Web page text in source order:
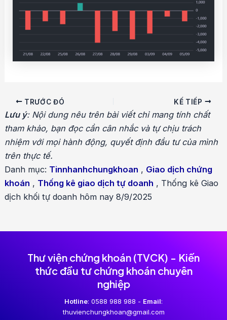
Điều
hướng
bài
viết
TRƯỚC ĐÓ KẾ TIẾP
Lưu ý: Nội dung nêu trên bài viết chỉ mang tính chất
tham khảo, bạn đọc cần cân nhắc và tự chịu trách
nhiệm với mọi hành động, quyết định đầu tư của mình
trên thực tế.
Danh mục: Tinnhanhchungkhoan , Giao dịch chứng
khoán , Thống kê giao dịch tự doanh , Thống kê Giao
dịch khối tự doanh hôm nay 8/9/2025
Thư viện chứng khoán (TVCK) - Kiến
thức đầu tư chứng khoán chuyên
nghiệp
Hotline: 0588 988 988 - Email:
thuvienchungkhoan@gmail.com